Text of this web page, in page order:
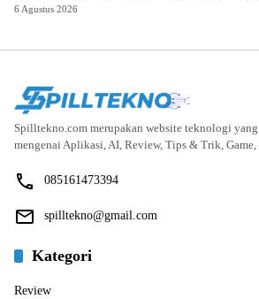
6 Agustus 2026
Spilltekno.com merupakan website teknologi
mengenai Aplikasi, AI, Review, Tips & Trik, Game,
085161473394
spilltekno@gmail.com
Kategori
Review